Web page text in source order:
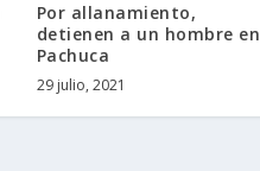
Por allanamiento,
detienen a un hombre en
Pachuca
29 julio, 2021